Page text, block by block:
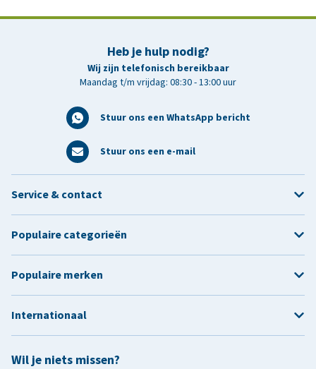
Heb je hulp nodig?
Wij zijn telefonisch bereikbaar
Maandag t/m vrijdag: 08:30 - 13:00 uur
Stuur ons een WhatsApp bericht
Stuur ons een e-mail
Wil je niets missen?
Service & contact
Populaire categorieën
Populaire merken
Internationaal